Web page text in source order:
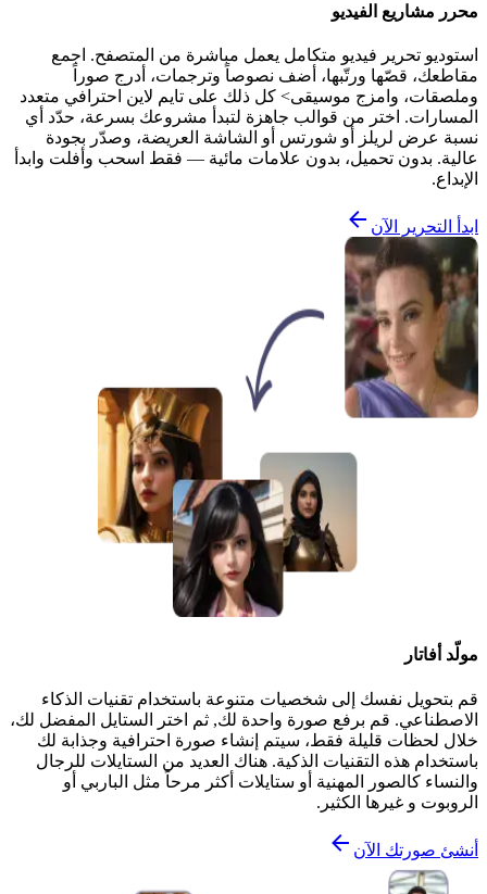
محرر مشاريع الفيديو
استوديو تحرير فيديو متكامل يعمل مباشرة من المتصفح. اجمع
مقاطعك، قصّها ورتّبها، أضف نصوصاً وترجمات، أدرج صوراً
وملصقات، وامزج موسيقى> كل ذلك على تايم لاين احترافي متعدد
المسارات. اختر من قوالب جاهزة لتبدأ مشروعك بسرعة، حدّد أي
نسبة عرض لريلز أو شورتس أو الشاشة العريضة، وصدّر بجودة
عالية. بدون تحميل، بدون علامات مائية — فقط اسحب وأفلت وابدأ
الإبداع.
ابدأ التحرير الآن
مولّد أفاتار
قم بتحويل نفسك إلى شخصيات متنوعة باستخدام تقنيات الذكاء
الاصطناعي. قم برفع صورة واحدة لك, ثم اختر الستايل المفضل لك،
خلال لحظات قليلة فقط، سيتم إنشاء صورة احترافية وجذابة لك
باستخدام هذه التقنيات الذكية. هناك العديد من الستايلات للرجال
والنساء كالصور المهنية أو ستايلات أكثر مرحاً مثل الباربي أو
الروبوت و غيرها الكثير.
أنشئ صورتك الآن